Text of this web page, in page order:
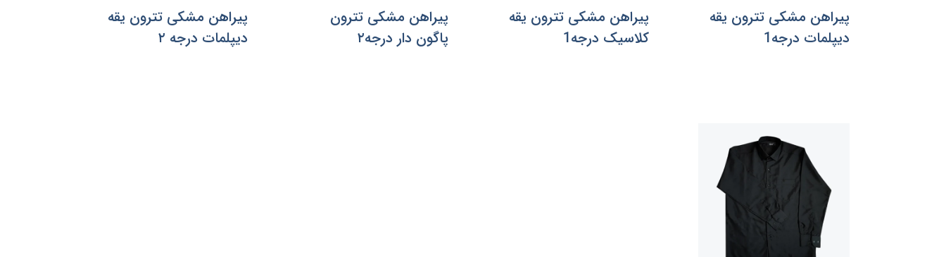
پیراهن مشکی تترون یقه
دیپلمات درجه1
پیراهن مشکی تترون یقه
کلاسیک درجه1
پیراهن مشکی تترون
پاگون دار درجه۲
پیراهن مشکی تترون یقه
دیپلمات درجه ۲